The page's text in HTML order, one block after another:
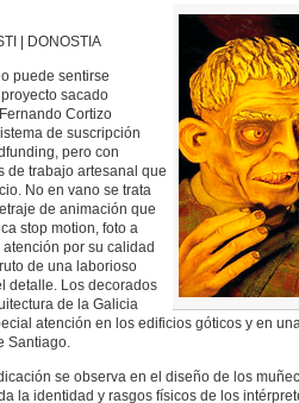
| DONOSTIA
puede sentirse
sacado
Cortizo
de suscripción
pero con
de trabajo artesanal que
No en vano se trata
de animación que
stop motion, foto a
por su calidad
de una laborioso
detalle. Los decorados
de la Galicia
atención en los edificios góticos y en
Santiago.
se observa en el diseño de los
la identidad y rasgos físicos de los